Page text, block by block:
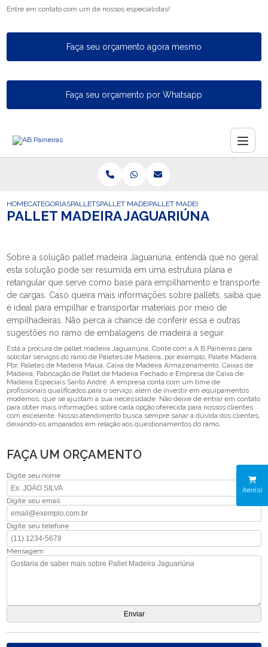
Entre em contato com um de nossos especialistas!
Faça seu orçamento agora mesmo
Faça seu orçamento por Whatsapp
iten(s)
HOMECATEGORIASPALLETSPALLET MADEIRA PEQUENOPALLET MADEIRA JAGUARIUNA
PALLET MADEIRA JAGUARIÚNA
Sobre a solução pallet madeira Jaguariúna, entenda que no geral
esta solução pode ser resumida em uma estrutura plana e
retangular que serve como base para empilhamento e transporte
de cargas. Caso queira mais informações sobre pallets, saiba que
é ideal para empilhar e transportar materiais por meio de
empilhadeiras. Não perca a chance de conferir essa e outras
sugestões no ramo de embalagens de madeira a seguir.
Está a procura de pallet madeira Jaguariúna, Conte com a A B Paineiras para
solicitar serviços do ramo de Paletes de Madeira, por exemplo, Palete Madeira
Pbr, Paletes de Madeira Mauá, Caixa de Madeira Armazenamento, Caixas de
Madeira, Fabricação de Pallet de Madeira Fechado e Empresa de Caixa de
Madeira Especiais Santo André. A empresa conta com um time de
profissionais qualificados para o serviço, além de investir em equipamentos
modernos, que se ajustam a sua necessidade. Não deixe de entrar em contato
para obter mais informações sobre cada opção oferecida para nossos clientes
com excelente. Nosso atendimento busca sempre sanar a dúvida dos clientes,
deixando-os amparados em relação aos questionamentos do ramo.
FAÇA UM ORÇAMENTO
Digite seu nome
Digite seu email
Digite seu telefone
Mensagem